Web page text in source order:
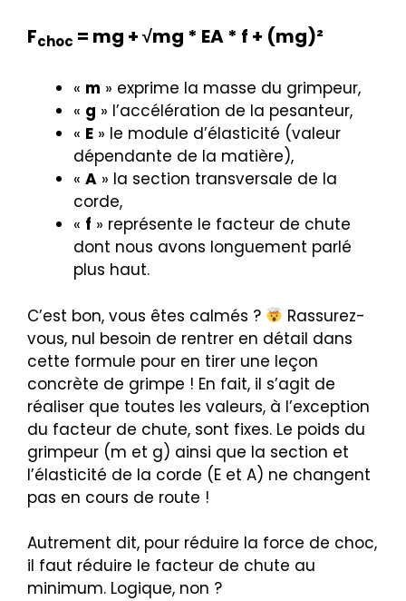
Fchoc = mg + √mg * EA * f + (mg)²
« m » exprime la masse du grimpeur,
« g » l’accélération de la pesanteur,
« E » le module d’élasticité (valeur
dépendante de la matière),
« A » la section transversale de la
corde,
« f » représente le facteur de chute
dont nous avons longuement parlé
plus haut.
C’est bon, vous êtes calmés ?
Rassurez-
vous, nul besoin de rentrer en détail dans
cette formule pour en tirer une leçon
concrète de grimpe ! En fait, il s’agit de
réaliser que toutes les valeurs, à l’exception
du facteur de chute, sont fixes. Le poids du
grimpeur (m et g) ainsi que la section et
l’élasticité de la corde (E et A) ne changent
pas en cours de route !
Autrement dit, pour réduire la force de choc,
il faut réduire le facteur de chute au
minimum. Logique, non ?